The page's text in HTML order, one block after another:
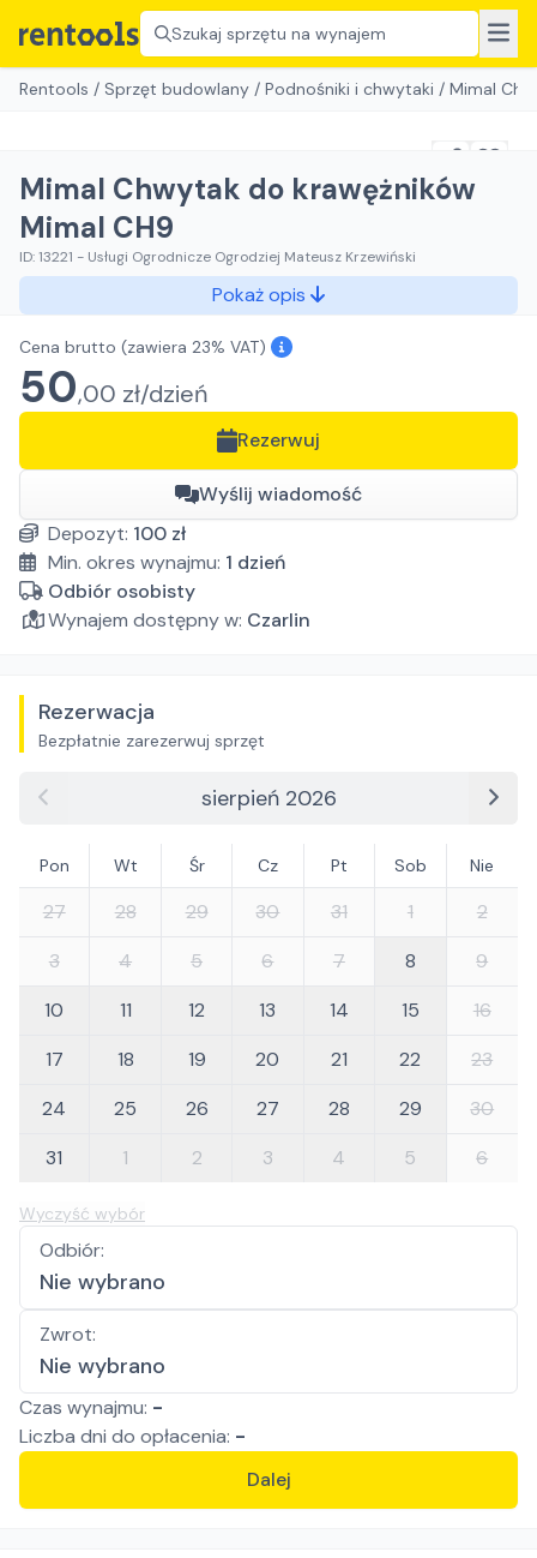
Szukaj sprzętu na wynajem
Rentools / Sprzęt budowlany / Podnośniki i chwytaki / Mimal
Mimal Chwytak do krawężników
Mimal CH9
ID:13221 - Usługi Ogrodnicze Ogrodziej Mateusz Krzewiński
Pokaż opis
Cena brutto (zawiera 23% VAT)
50,00 zł/dzień
Rezerwuj
Wyślij wiadomość
Depozyt: 100 zł
Min. okres wynajmu: 1 dzień
Odbiór osobisty
Wynajem dostępny w: Czarlin
Rezerwacja
Bezpłatnie zarezerwuj sprzęt
sierpień 2026
Pon Wt Śr Cz Pt Sob Nie
27 28 29 30 31 1
2
3
4 5 6 7 8
9
10
11 12 13 14 15
16
17
18 19 20 21 22
23
24
25 26 27 28 29
30
31
1 2 3 4 5 6
Wyczyść wybór
Odbiór:
Nie wybrano
Zwrot:
Nie wybrano
Czas wynajmu: -
Liczba dni do opłacenia: -
Dalej